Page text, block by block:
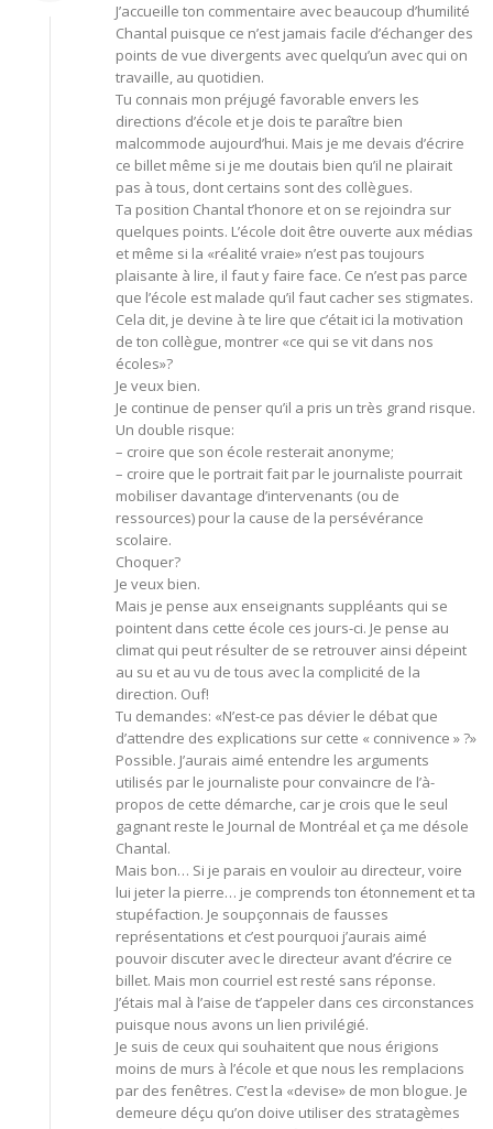
J’accueille ton commentaire avec beaucoup d’humilité
Chantal puisque ce n’est jamais facile d’échanger des
points de vue divergents avec quelqu’un avec qui on
travaille, au quotidien.
Tu connais mon préjugé favorable envers les
directions d’école et je dois te paraître bien
malcommode aujourd’hui. Mais je me devais d’écrire
ce billet même si je me doutais bien qu’il ne plairait
pas à tous, dont certains sont des collègues.
Ta position Chantal t’honore et on se rejoindra sur
quelques points. L’école doit être ouverte aux médias
et même si la «réalité vraie» n’est pas toujours
plaisante à lire, il faut y faire face. Ce n’est pas parce
que l’école est malade qu’il faut cacher ses stigmates.
Cela dit, je devine à te lire que c’était ici la motivation
de ton collègue, montrer «ce qui se vit dans nos
écoles»?
Je veux bien.
Je continue de penser qu’il a pris un très grand risque.
Un double risque:
– croire que son école resterait anonyme;
– croire que le portrait fait par le journaliste pourrait
mobiliser davantage d’intervenants (ou de
ressources) pour la cause de la persévérance
scolaire.
Choquer?
Je veux bien.
Mais je pense aux enseignants suppléants qui se
pointent dans cette école ces jours-ci. Je pense au
climat qui peut résulter de se retrouver ainsi dépeint
au su et au vu de tous avec la complicité de la
direction. Ouf!
Tu demandes: «N’est-ce pas dévier le débat que
d’attendre des explications sur cette « connivence » ?»
Possible. J’aurais aimé entendre les arguments
utilisés par le journaliste pour convaincre de l’à-
propos de cette démarche, car je crois que le seul
gagnant reste le Journal de Montréal et ça me désole
Chantal.
Mais bon… Si je parais en vouloir au directeur, voire
lui jeter la pierre… je comprends ton étonnement et ta
stupéfaction. Je soupçonnais de fausses
représentations et c’est pourquoi j’aurais aimé
pouvoir discuter avec le directeur avant d’écrire ce
billet. Mais mon courriel est resté sans réponse.
J’étais mal à l’aise de t’appeler dans ces circonstances
puisque nous avons un lien privilégié.
Je suis de ceux qui souhaitent que nous érigions
moins de murs à l’école et que nous les remplacions
par des fenêtres. C’est la «devise» de mon blogue. Je
demeure déçu qu’on doive utiliser des stratagèmes